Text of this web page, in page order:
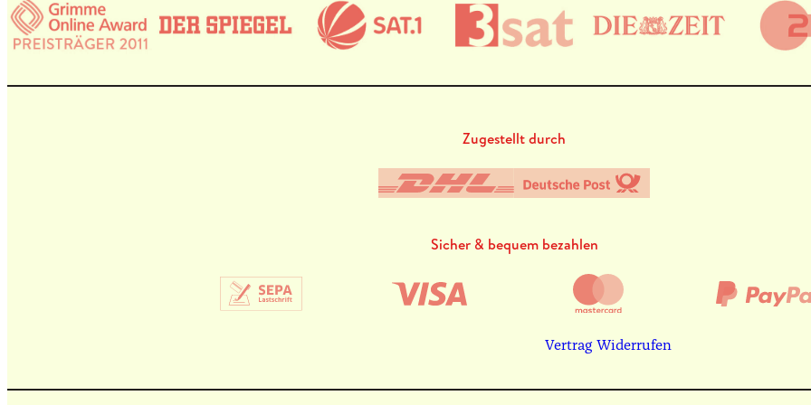
Zugestellt durch
Sicher & bequem bezahlen
Vertrag Widerrufen